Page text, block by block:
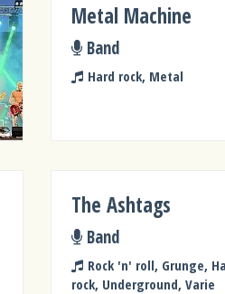
Metal Machine
Band
Hard rock, Metal
The Ashtags
Band
Rock 'n' roll, Grunge,
rock, Underground, Varie